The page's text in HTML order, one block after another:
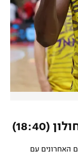
(18:40)
האחרונים עם